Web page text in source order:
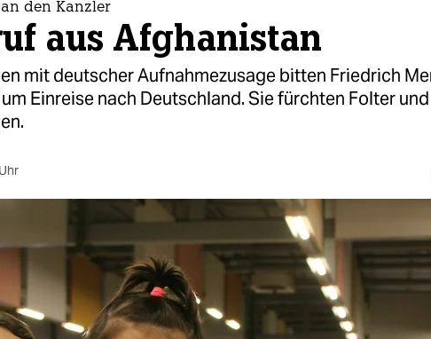
den Kanzler
aus Afghanistan
mit deutscher Aufnahmezusage bitten Friedrich
Einreise nach Deutschland. Sie fürchten Folter und